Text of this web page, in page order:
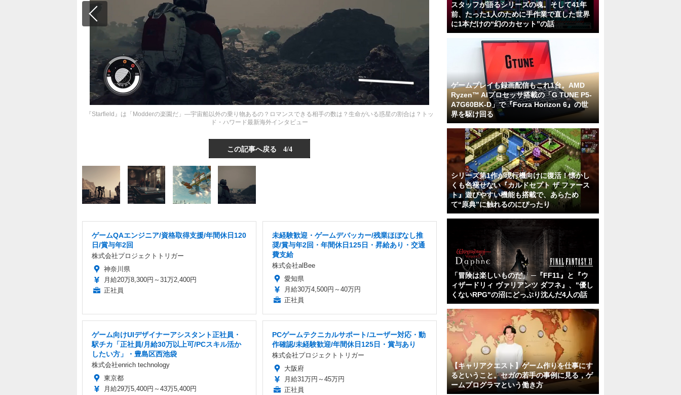
『Starfield』は「Modderの楽園だ」―宇宙船以外の乗り物あるの？ロマンスできる相手の数は？生命がいる惑星の割合は？トッ
ド・ハワード最新海外インタビュー
この記事へ戻る 4/4
ゲームQAエンジニア/資格取得支援/年間休日120
日/賞与年2回
株式会社プロジェクトトリガー
神奈川県
月給20万8,300円～31万2,400円
正社員
未経験歓迎・ゲームデバッカー/残業ほぼなし推
奨/賞与年2回・年間休日125日・昇給あり・交通
費支給
株式会社alBee
愛知県
月給30万4,500円～40万円
正社員
ゲーム向けUIデザイナーアシスタント正社員・
駅チカ「正社員/月給30万以上可/PCスキル活か
したい方」・豊島区西池袋
株式会社enrich technology
東京都
月給29万5,400円～43万5,400円
PCゲームテクニカルサポート/ユーザー対応・動
作確認/未経験歓迎/年間休日125日・賞与あり
株式会社プロジェクトトリガー
大阪府
月給31万円～45万円
正社員
スタッフが語るシリーズの魂。そして41年
前、たった1人のために手作業で直した世界
に1本だけの“幻のカセット”の話
ゲームプレイも録画配信もこれ1台。AMD
Ryzen™ AIプロセッサ搭載の「G TUNE P5-
A7G60BK-D」で『Forza Horizon 6』の世
界を駆け回る
シリーズ第1作が現行機向けに復活！懐かし
くも色褪せない『カルドセプト ザ ファース
ト』遊びやすい機能も搭載で、あらため
て“原典”に触れるのにぴったり
「冒険は楽しいものだ」 ─『FF11』と『ウ
ィザードリィ ヴァリアンツ ダフネ』、"優し
くないRPG"の沼にどっぷり沈んだ4人の話
【キャリアクエスト】ゲーム作りを仕事にす
るということ。セガの若手の事例に見る，ゲ
ームプログラマという働き方